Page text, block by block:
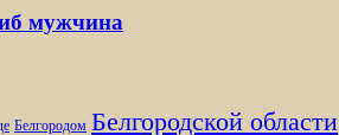
мужчина
Белгородом Белгородской области